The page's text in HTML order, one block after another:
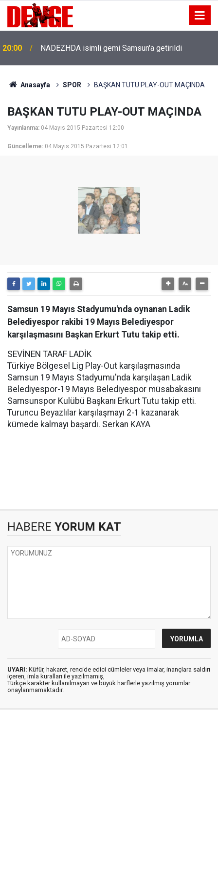
20:00 NADEZHDA isimli gemi Samsun'a getirildi
Anasayfa SPOR BAŞKAN TUTU PLAY-OUT MAÇINDA
BAŞKAN TUTU PLAY-OUT MAÇINDA
Yayınlanma: 04 Mayıs 2015 Pazartesi 12:00
Güncelleme: 04 Mayıs 2015 Pazartesi 12:01
Samsun 19 Mayıs Stadyumu'nda oynanan Ladik
Belediyespor rakibi 19 Mayıs Belediyespor
karşılaşmasını Başkan Erkurt Tutu takip etti.
SEVİNEN TARAF LADİK
Türkiye Bölgesel Lig Play-Out karşılaşmasında
Samsun 19 Mayıs Stadyumu'nda karşılaşan Ladik
Belediyespor-19 Mayıs Belediyespor müsabakasını
Samsunspor Kulübü Başkanı Erkurt Tutu takip etti.
Turuncu Beyazlılar karşılaşmayı 2-1 kazanarak
kümede kalmayı başardı. Serkan KAYA
HABERE YORUM KAT
UYARI: Küfür, hakaret, rencide edici cümleler veya imalar, inançlara saldırı
içeren, imla kuralları ile yazılmamış,
Türkçe karakter kullanılmayan ve büyük harflerle yazılmış yorumlar
onaylanmamaktadır.